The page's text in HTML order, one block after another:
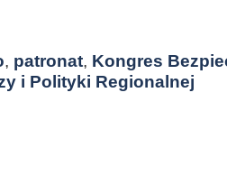
, patronat, Kongres
i Polityki Regionalnej